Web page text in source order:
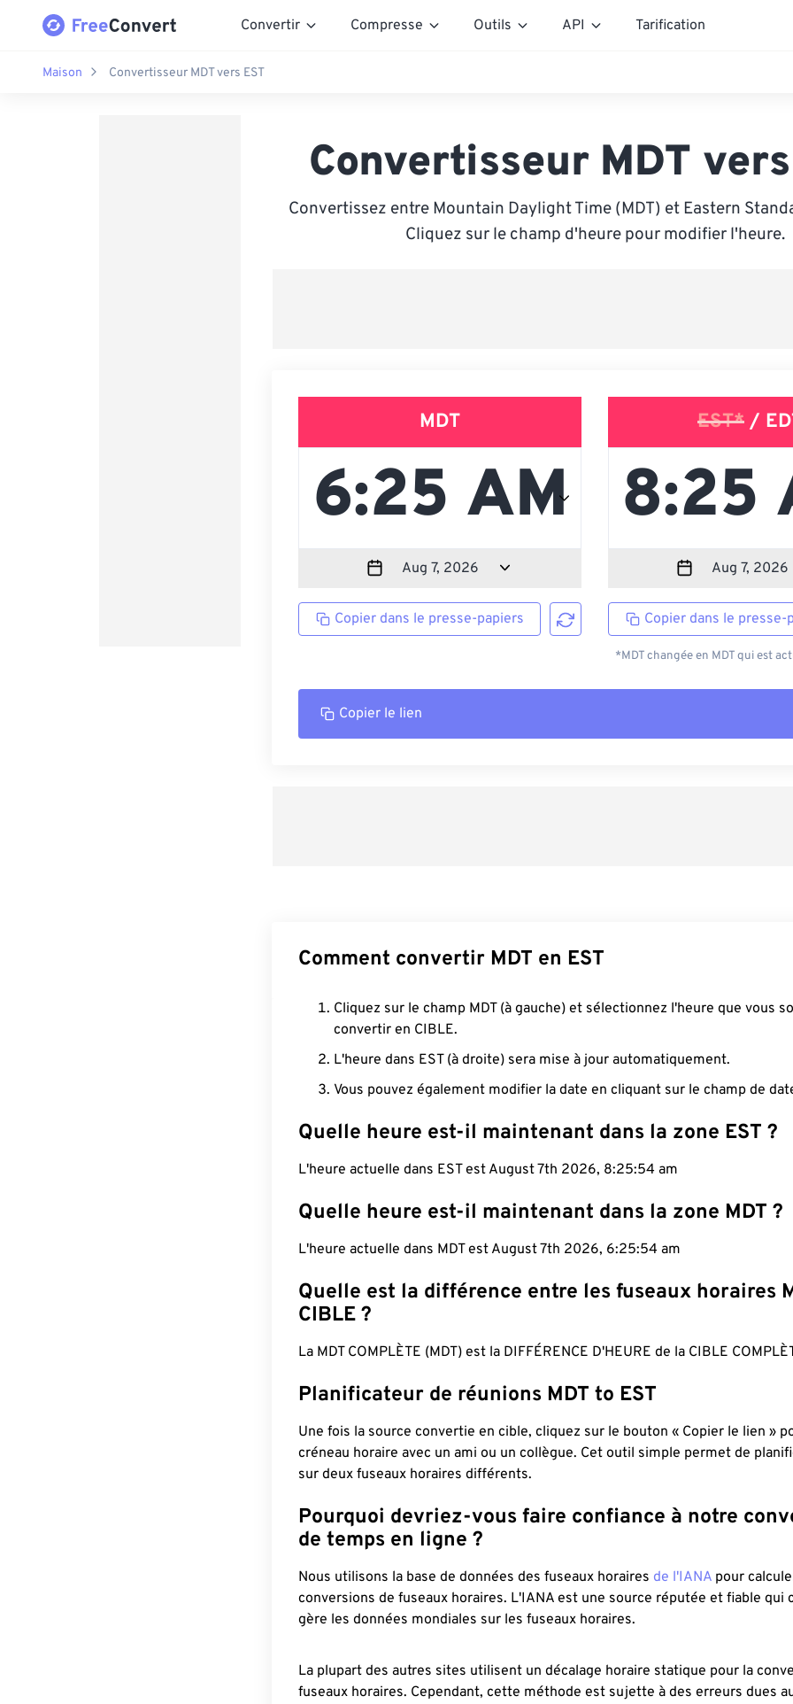
Convertir Compresse Outils API Tarification
Maison Convertisseur MDT vers EST
Convertisseur MDT
Convertissez entre Mountain Daylight Time (MDT) et Eastern
Cliquez sur le champ d'heure pour modifier l'heure.
MDT
Copier dans le presse-papiers
EST*/
Copier dans le presse-
*MDT changée en MDT qui est
Copier le lien
Comment convertir MDT en EST
Cliquez sur le champ MDT (à gauche) et sélectionnez l'heure que vous
convertir en CIBLE.
L'heure dans EST (à droite) sera mise à jour automatiquement.
Vous pouvez également modifier la date en cliquant sur le champ de
Quelle heure est-il maintenant dans la zone EST ?
L'heure actuelle dans EST est August 7th 2026, 8:25:55 am
Quelle heure est-il maintenant dans la zone MDT ?
L'heure actuelle dans MDT est August 7th 2026, 6:25:55 am
Quelle est la différence entre les fuseaux horaires
CIBLE ?
La MDT COMPLÈTE (MDT) est la DIFFÉRENCE D'HEURE de la CIBLE
Planificateur de réunions MDT to EST
Une fois la source convertie en cible, cliquez sur le bouton « Copier le lien »
créneau horaire avec un ami ou un collègue. Cet outil simple permet de
sur deux fuseaux horaires différents.
Pourquoi devriez-vous faire confiance à notre
de temps en ligne ?
Nous utilisons la base de données des fuseaux horaires de l'IANA pour
conversions de fuseaux horaires. L'IANA est une source réputée et fiable qui
gère les données mondiales sur les fuseaux horaires.
La plupart des autres sites utilisent un décalage horaire statique pour la
fuseaux horaires. Cependant, cette méthode est sujette à des erreurs dues